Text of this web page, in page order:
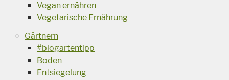
Vegan ernähren
Vegetarische Ernährung
Gärtnern
#biogartentipp
Boden
Entsiegelung